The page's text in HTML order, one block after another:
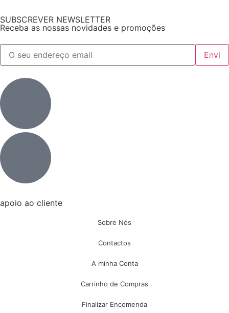
SUBSCREVER NEWSLETTER
Receba as nossas novidades e promoções
apoio ao cliente
Sobre Nós
Contactos
A minha Conta
Carrinho de Compras
Finalizar Encomenda